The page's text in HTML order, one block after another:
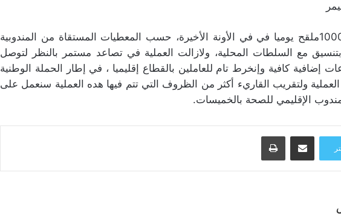
تجاوز إقليم الخميسات عتبة 10000ملقح يوميا في في الأونة الأخيرة، حسب المعطيات المستقاة من المندوبية
بتنسيق مع السلطات المحلية، ولازالت العملية في تصاعد مستمر بالنظر لتوصل
إضافية كافية وإنخرط تام للعاملين بالقطاع إقليميا ، في إطار الحملة الوطنية
ولتقريب القاريء أكثر من الظروف التي تتم فيها هده العملية سنعمل على
الإقليمي للصحة بالخميسات.
مشاركة عبر البريد طباعة